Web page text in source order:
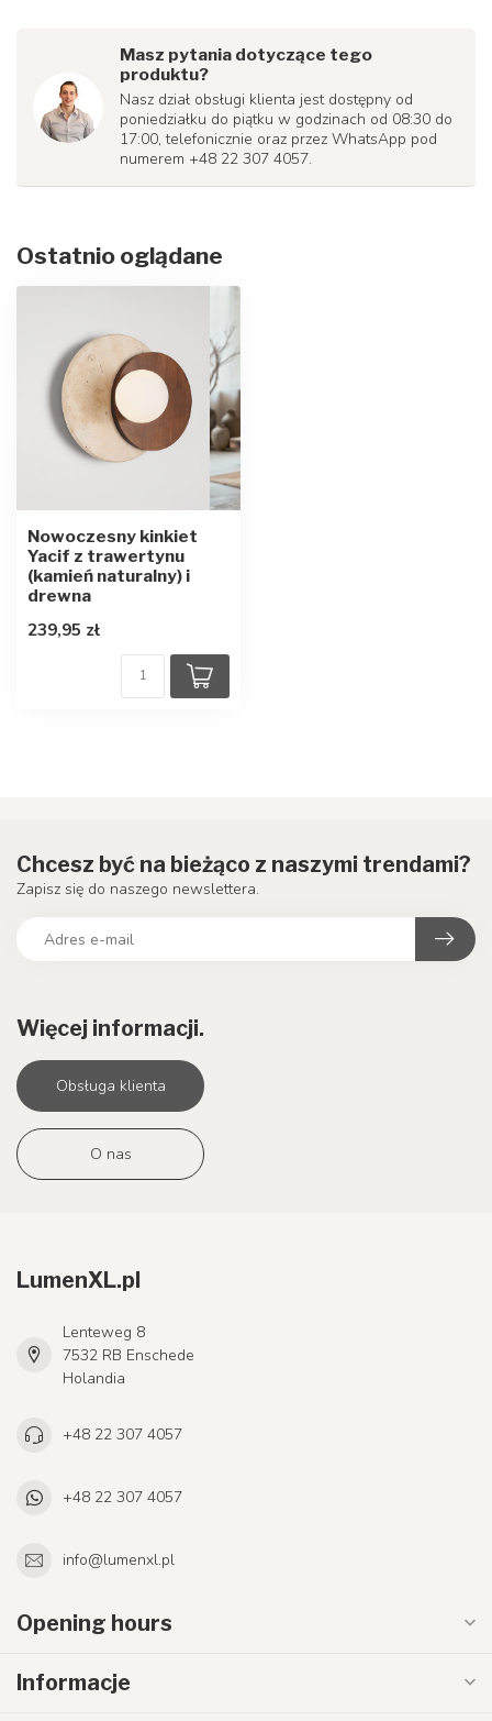
Masz pytania dotyczące tego
produktu?
Nasz dział obsługi klienta jest dostępny od
poniedziałku do piątku w godzinach od 08:30 do
17:00, telefonicznie oraz przez WhatsApp pod
numerem +48 22 307 4057.
Ostatnio oglądane
Nowoczesny kinkiet
Yacif z trawertynu
(kamień naturalny) i
drewna
239,95 zł
Więcej informacji.
Obsługa klienta
O nas
Chcesz być na bieżąco z naszymi trendami?
Zapisz się do naszego newslettera.
LumenXL.pl
Lenteweg 8
7532 RB Enschede
Holandia
+48 22 307 4057
+48 22 307 4057
info@lumenxl.pl
Opening hours
Informacje